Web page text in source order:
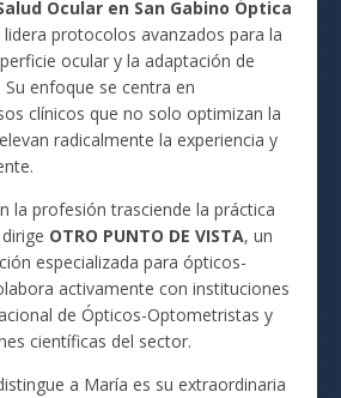
Ocular en San Gabino Óptica
lidera protocolos avanzados para la
ocular y la adaptación de
enfoque se centra en
clínicos que no solo optimizan la
radicalmente la experiencia y
la profesión trasciende la práctica
OTRO PUNTO DE VISTA, un
especializada para ópticos-
activamente con instituciones
de Ópticos-Optometristas y
científicas del sector.
a María es su extraordinaria